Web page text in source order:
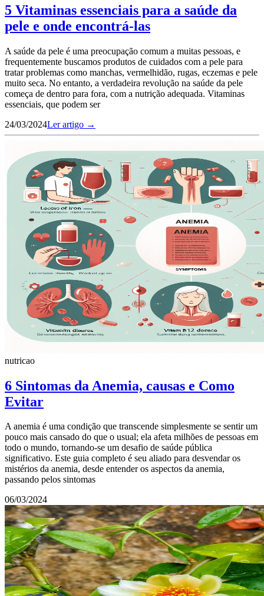
5 Vitaminas essenciais para a saúde da
pele e onde encontrá-las
A saúde da pele é uma preocupação comum a muitas pessoas, e
frequentemente buscamos produtos de cuidados com a pele para
tratar problemas como manchas, vermelhidão, rugas, eczemas e pele
muito seca. No entanto, a verdadeira revolução na saúde da pele
começa de dentro para fora, com a nutrição adequada. Vitaminas
essenciais, que podem ser
24/03/2024Ler artigo →
nutricao
6 Sintomas da Anemia, causas e Como
Evitar
A anemia é uma condição que transcende simplesmente se sentir um
pouco mais cansado do que o usual; ela afeta milhões de pessoas em
todo o mundo, tornando-se um desafio de saúde pública
significativo. Este guia completo é seu aliado para desvendar os
mistérios da anemia, desde entender os aspectos da anemia,
passando pelos sintomas
06/03/2024